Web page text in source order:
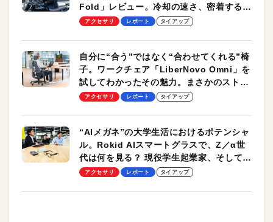
Fold」レビュー。冷却の速さ、密着する冷
却プレート、シンプルな操作性がグッド！
アクセサリ レポート タイアップ
自分に“合う”ではなく“合わせてくれる”椅
子。ワークチェア「LiberNovo Omni」を
試してわかったその魅力。まさかのストレ
ッチ機能も搭載
アクセサリ レポート タイアップ
“AIメガネ”の大学生活におけるポテンシャ
ル。Rokid AIスマートグラスで、Z／α世
代は何を見る？ 現役学生起業家、そして教
授による体験会レポート【PR】
アクセサリ レポート タイアップ